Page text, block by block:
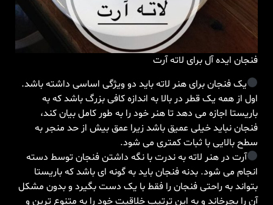
فنجان ایده آل برای لاته آرت
یک فنجان برای هنر لاته باید دو ویژگی اساسی داشته باشد.
اول از همه یک قطر در بالا به اندازه کافی بزرگ باشد که به
باریستا اجازه می دهد تا هنر خود را به طور کامل بیان کند،
فنجان نباید خیلی عمیق باشد زیرا عمق بیش از حد منجر به
سطح بالایی با ثبات کمتری می شود.
آرت در هنر لاته به ندرت با نگه داشتن فنجان توسط دسته
انجام می شود. بدنه فنجان باید به گونه ای باشد که باریستا
بتواند به راحتی فنجان را فقط با یک دست بگیرد و بدون مشکل
آن را بچرخاند و به این ترتیب خلاقیت خود را به متنوع ترین و